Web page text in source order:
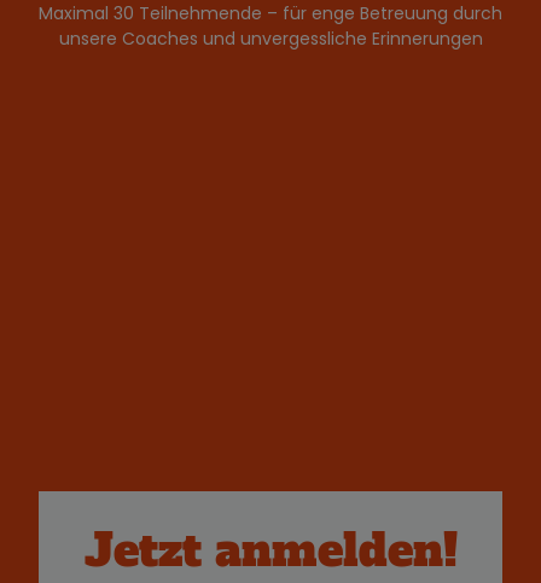
Maximal 30 Teilnehmende – für enge Betreuung durch
unsere Coaches und unvergessliche Erinnerungen
Jetzt anmelden!